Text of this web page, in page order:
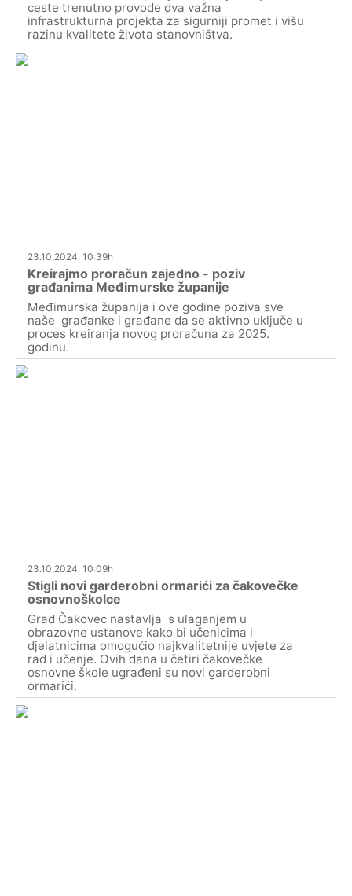
ceste trenutno provode dva važna
infrastrukturna projekta za sigurniji promet i višu
razinu kvalitete života stanovništva.
23.10.2024. 10:39h
Kreirajmo proračun zajedno - poziv
građanima Međimurske županije
Međimurska županija i ove godine poziva sve
naše građanke i građane da se aktivno uključe u
proces kreiranja novog proračuna za 2025.
godinu.
23.10.2024. 10:09h
Stigli novi garderobni ormarići za čakovečke
osnovnoškolce
Grad Čakovec nastavlja s ulaganjem u
obrazovne ustanove kako bi učenicima i
djelatnicima omogućio najkvalitetnije uvjete za
rad i učenje. Ovih dana u četiri čakovečke
osnovne škole ugrađeni su novi garderobni
ormarići.